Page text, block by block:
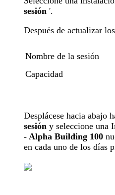
sesión '.
Después de actualizar
Nombre de la sesión
Capacidad
Desplácese hacia abajo
sesión y seleccione una
- Alpha Building 100
en cada uno de los días